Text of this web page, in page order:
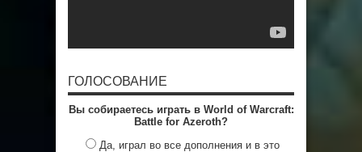
ГОЛОСОВАНИЕ
Вы собираетесь играть в World of Warcraft:
Battle for Azeroth?
Да, играл во все дополнения и в это